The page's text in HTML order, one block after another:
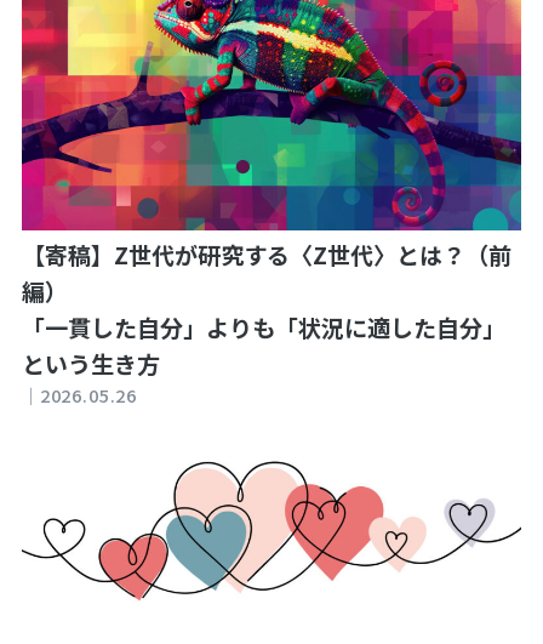
【寄稿】Z世代が研究する〈Z世代〉とは？（前
編）
「一貫した自分」よりも「状況に適した自分」
という生き方
｜ 2026.05.26